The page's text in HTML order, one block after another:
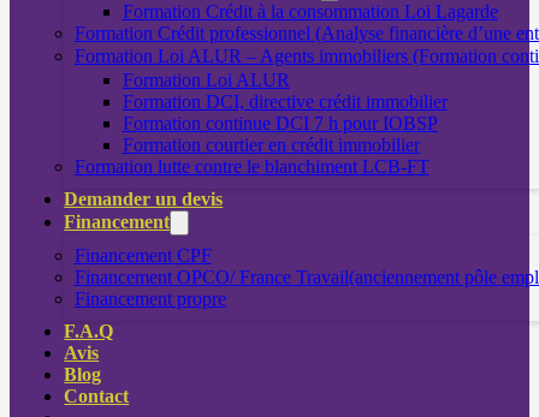
Formation Crédit à la consommation Loi Lagarde
Formation Crédit professionnel (Analyse financière d’une
Formation Loi ALUR – Agents immobiliers (Formation
Formation Loi ALUR
Formation DCI, directive crédit immobilier
Formation continue DCI 7 h pour IOBSP
Formation courtier en crédit immobilier
Formation lutte contre le blanchiment LCB-FT
Demander un devis
Financement
Financement CPF
Financement OPCO/ France Travail(anciennement pôle
Financement propre
F.A.Q
Avis
Blog
Contact